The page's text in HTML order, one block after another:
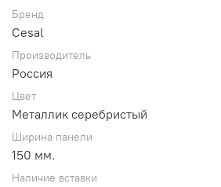
Бренд
Cesal
Производитель
Россия
Цвет
Металлик серебристый
Ширина панели
150 мм.
Наличие вставки